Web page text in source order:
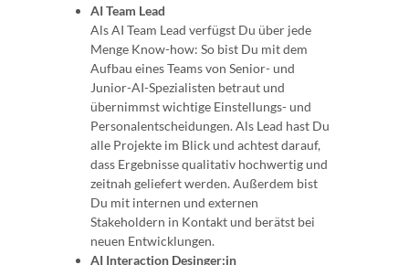
AI Team Lead
Als AI Team Lead verfügst Du über jede
Menge Know-how: So bist Du mit dem
Aufbau eines Teams von Senior- und
Junior-AI-Spezialisten betraut und
übernimmst wichtige Einstellungs- und
Personalentscheidungen. Als Lead hast Du
alle Projekte im Blick und achtest darauf,
dass Ergebnisse qualitativ hochwertig und
zeitnah geliefert werden. Außerdem bist
Du mit internen und externen
Stakeholdern in Kontakt und berätst bei
neuen Entwicklungen.
AI Interaction Desinger:in